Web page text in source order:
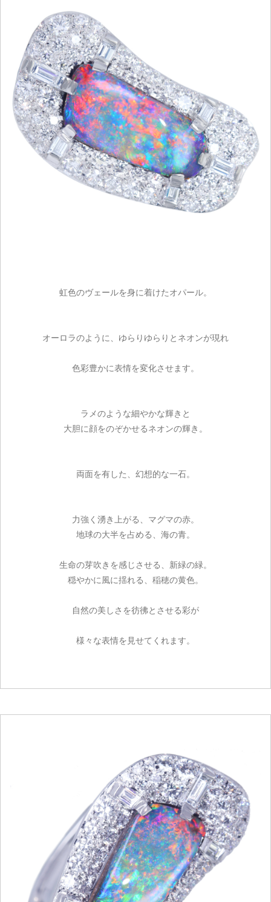
虹色のヴェールを身に着けたオパール。
オーロラのように、ゆらりゆらりとネオンが現れ
色彩豊かに表情を変化させます。
ラメのような細やかな輝きと
大胆に顔をのぞかせるネオンの輝き。
両面を有した、幻想的な一石。
力強く湧き上がる、マグマの赤。
地球の大半を占める、海の青。
生命の芽吹きを感じさせる、新緑の緑。
穏やかに風に揺れる、稲穂の黄色。
自然の美しさを彷彿とさせる彩が
様々な表情を見せてくれます。